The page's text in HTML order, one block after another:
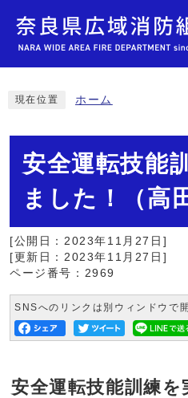
現在位置 ホーム
安全運転技能
ました！（高
[公開日：2023年11月27日]
[更新日：2023年11月27日]
ページ番号：2969
SNSへのリンクは別ウィンドウで
安全運転技能訓練を